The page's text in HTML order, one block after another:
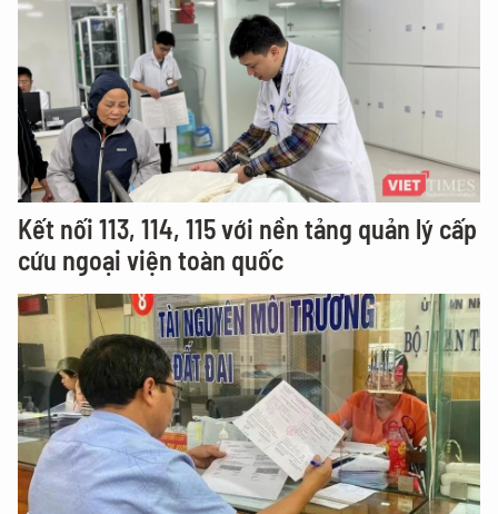
Kết nối 113, 114, 115 với nền tảng quản lý cấp
cứu ngoại viện toàn quốc